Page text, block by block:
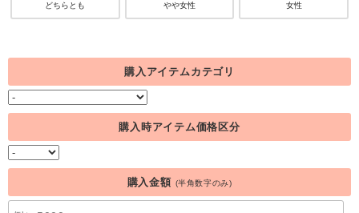
どちらとも やや女性 女性
購入アイテムカテゴリ
購入時アイテム価格区分
購入金額 (半角数字のみ)